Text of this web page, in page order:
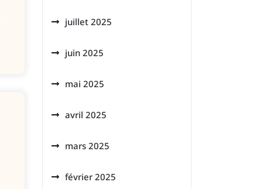
juillet 2025
juin 2025
mai 2025
avril 2025
mars 2025
février 2025